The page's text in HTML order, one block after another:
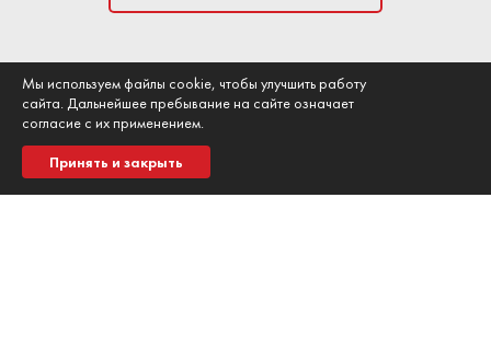
ПРОДАВАЙТЕ
У вас есть билеты?
Хотите их продать?
Предложите через наш сервис ETicket4
Мы используем файлы cookie, чтобы улучшить работу
сайта. Дальнейшее пребывание на сайте означает
согласие с их применением.
Принять и закрыть